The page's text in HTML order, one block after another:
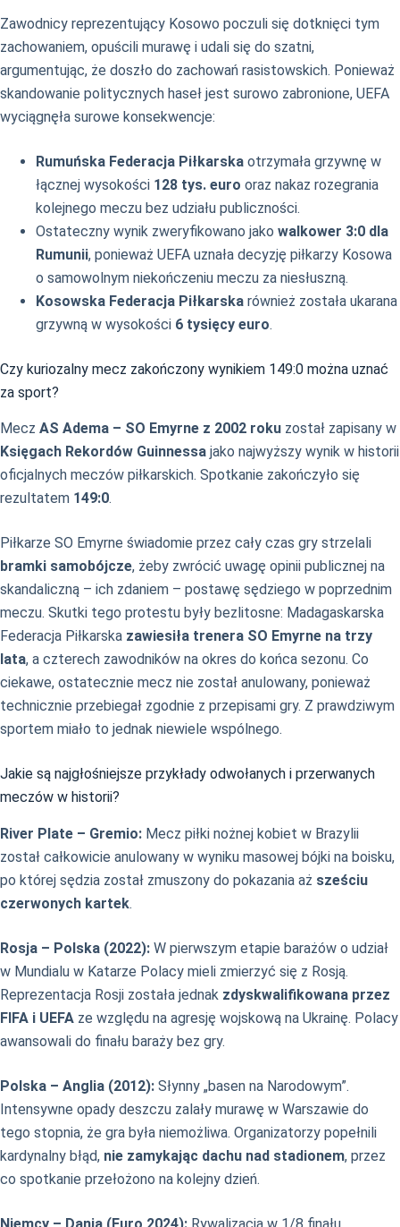
Zawodnicy reprezentujący Kosowo poczuli się dotknięci tym
zachowaniem, opuścili murawę i udali się do szatni,
argumentując, że doszło do zachowań rasistowskich. Ponieważ
skandowanie politycznych haseł jest surowo zabronione, UEFA
wyciągnęła surowe konsekwencje:
Rumuńska Federacja Piłkarska otrzymała grzywnę w
łącznej wysokości 128 tys. euro oraz nakaz rozegrania
kolejnego meczu bez udziału publiczności.
Ostateczny wynik zweryfikowano jako walkower 3:0 dla
Rumunii, ponieważ UEFA uznała decyzję piłkarzy Kosowa
o samowolnym niekończeniu meczu za niesłuszną.
Kosowska Federacja Piłkarska również została ukarana
grzywną w wysokości 6 tysięcy euro.
Czy kuriozalny mecz zakończony wynikiem 149:0 można uznać
za sport?
Mecz AS Adema – SO Emyrne z 2002 roku został zapisany w
Księgach Rekordów Guinnessa jako najwyższy wynik w historii
oficjalnych meczów piłkarskich. Spotkanie zakończyło się
rezultatem 149:0.
Piłkarze SO Emyrne świadomie przez cały czas gry strzelali
bramki samobójcze, żeby zwrócić uwagę opinii publicznej na
skandaliczną – ich zdaniem – postawę sędziego w poprzednim
meczu. Skutki tego protestu były bezlitosne: Madagaskarska
Federacja Piłkarska zawiesiła trenera SO Emyrne na trzy
lata, a czterech zawodników na okres do końca sezonu. Co
ciekawe, ostatecznie mecz nie został anulowany, ponieważ
technicznie przebiegał zgodnie z przepisami gry. Z prawdziwym
sportem miało to jednak niewiele wspólnego.
Jakie są najgłośniejsze przykłady odwołanych i przerwanych
meczów w historii?
River Plate – Gremio: Mecz piłki nożnej kobiet w Brazylii
został całkowicie anulowany w wyniku masowej bójki na boisku,
po której sędzia został zmuszony do pokazania aż sześciu
czerwonych kartek.
Rosja – Polska (2022): W pierwszym etapie barażów o udział
w Mundialu w Katarze Polacy mieli zmierzyć się z Rosją.
Reprezentacja Rosji została jednak zdyskwalifikowana przez
FIFA i UEFA ze względu na agresję wojskową na Ukrainę. Polacy
awansowali do finału baraży bez gry.
Polska – Anglia (2012): Słynny „basen na Narodowym”.
Intensywne opady deszczu zalały murawę w Warszawie do
tego stopnia, że gra była niemożliwa. Organizatorzy popełnili
kardynalny błąd, nie zamykając dachu nad stadionem, przez
co spotkanie przełożono na kolejny dzień.